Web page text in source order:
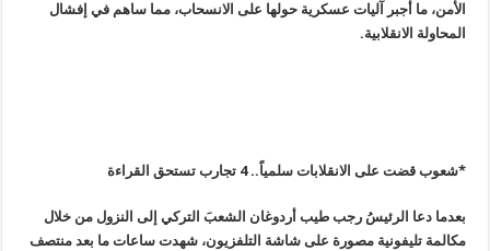
الأمن، ما أجبر آليات عسكرية حولها على الانسحاب، مما ساهم في إفشال
المحاولة الانقلابية.
*شعوب قضت على الانقلابات سلمياً.. 4 تجارب تستحق القراءة
بعدما دعا الرئيسُ رجب طيب أردوغان الشعبَ التركي إلى النزول من خلال
مكالمة تليفونية مصورة على شاشة التلفزيون، شهدت ساعات ما بعد منتصف